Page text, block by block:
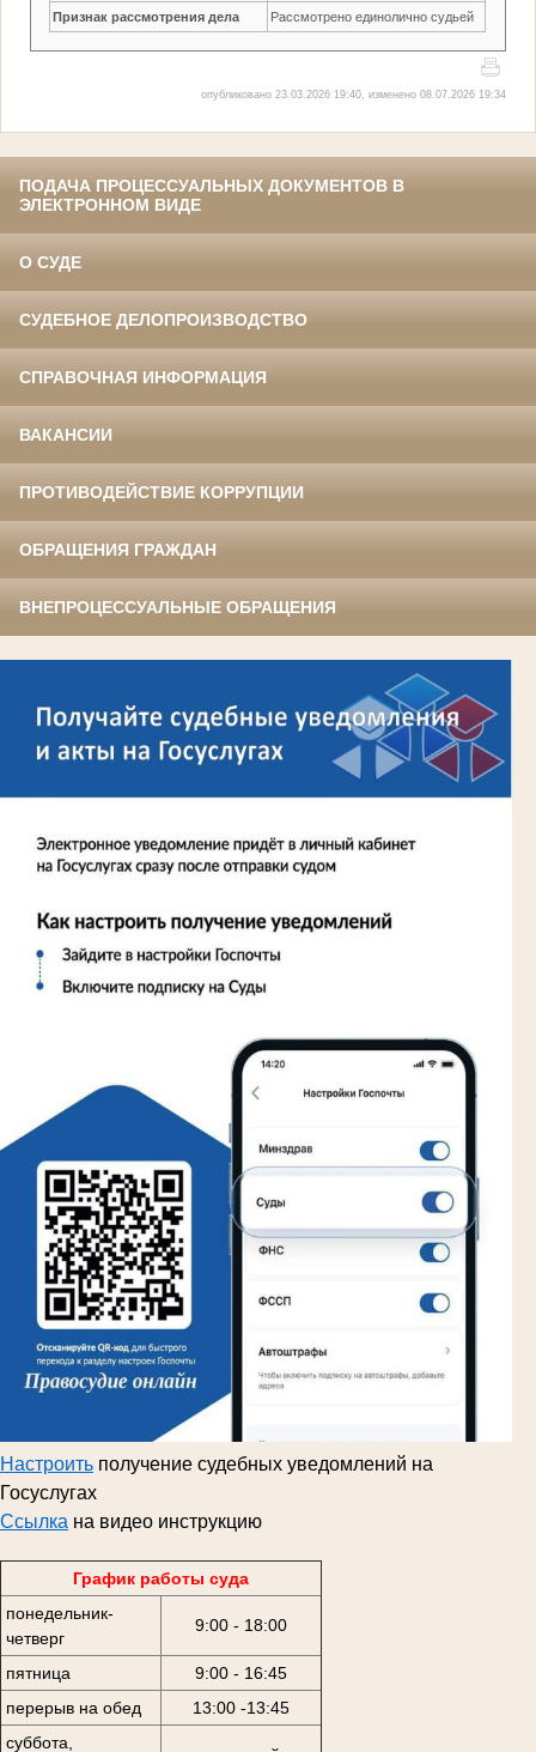
Признак рассмотрения дела Рассмотрено единолично судьей
опубликовано 23.03.2026 19:40, изменено 08.07.2026 19:34
ПОДАЧА ПРОЦЕССУАЛЬНЫХ ДОКУМЕНТОВ В
ЭЛЕКТРОННОМ ВИДЕ
О СУДЕ
СУДЕБНОЕ ДЕЛОПРОИЗВОДСТВО
СПРАВОЧНАЯ ИНФОРМАЦИЯ
ВАКАНСИИ
ПРОТИВОДЕЙСТВИЕ КОРРУПЦИИ
ОБРАЩЕНИЯ ГРАЖДАН
ВНЕПРОЦЕССУАЛЬНЫЕ ОБРАЩЕНИЯ
Настроить получение судебных уведомлений на
Госуслугах
Ссылка на видео инструкцию
График работы суда
понедельник-
четверг
9:00 - 18:00
пятница
9:00 - 16:45
перерыв на обед
13:00 -13:45
суббота,